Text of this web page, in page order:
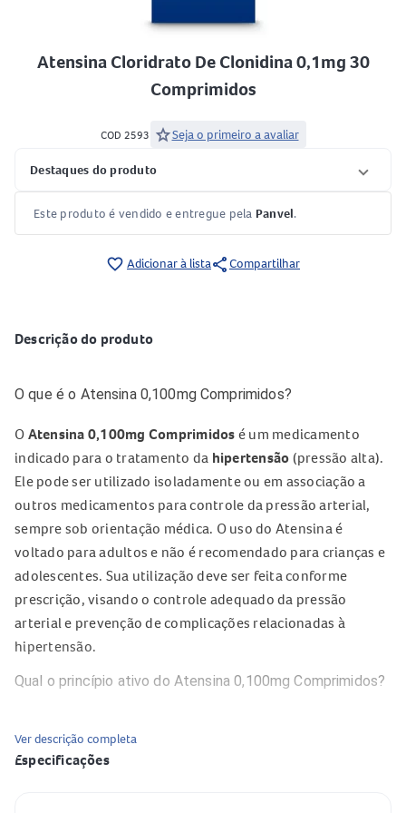
Atensina Cloridrato De Clonidina 0,1mg 30
Comprimidos
COD 2593 starSeja o primeiro a avaliar
Destaques do produto
Este produto é vendido e entregue pela Panvel.
favorite_border Adicionar à listashareCompartilhar
Descrição do produto
O que é o Atensina 0,100mg Comprimidos?
O Atensina 0,100mg Comprimidos é um medicamento
indicado para o tratamento da hipertensão (pressão alta).
Ele pode ser utilizado isoladamente ou em associação a
outros medicamentos para controle da pressão arterial,
sempre sob orientação médica. O uso do Atensina é
voltado para adultos e não é recomendado para crianças e
adolescentes. Sua utilização deve ser feita conforme
prescrição, visando o controle adequado da pressão
arterial e prevenção de complicações relacionadas à
hipertensão.
Qual o princípio ativo do Atensina 0,100mg Comprimidos?
cloridrato de clonidina
clonidina por comprimido.
Ver descrição completa
Especificações